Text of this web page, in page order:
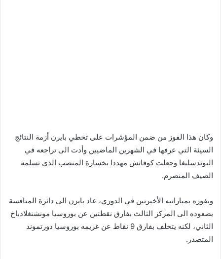
وكان هذا الفوز من ضمن المؤشرات على تخطي بايرن أزمة النتائج
السيئة التي عرفها في الشهرين الماضيين وأدت الى تراجعه في
البوندسليغا وجعلت كوفاتش مهددا بخسارة المنصب الذي تسلمه
الصيف المنصرم.
وبفوزه بمباراتيه الأخيرتين في الدوري، عاد بايرن الى دائرة المنافسة
بصعوده الى المركز الثالث بفارق نقطتين عن بوروسيا مونشنغلادباخ
الثاني، لكنه يتخلف بفارق 9 نقاط عن غريمه بوروسيا دورتموند
المتصدر .